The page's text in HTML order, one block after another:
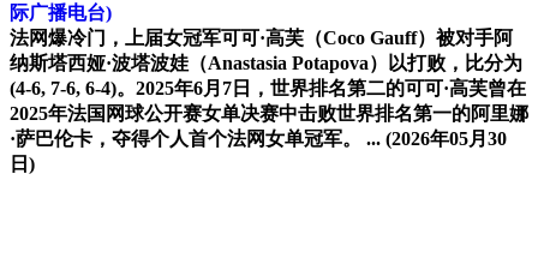
际广播电台)
法网爆冷门，上届女冠军可可·高芙（Coco Gauff）被对手阿
纳斯塔西娅·波塔波娃（Anastasia Potapova）以打败，比分为
(4-6, 7-6, 6-4)。2025年6月7日，世界排名第二的可可·高芙曾在
2025年法国网球公开赛女单决赛中击败世界排名第一的阿里娜
·萨巴伦卡，夺得个人首个法网女单冠军。 ... (2026年05月30
日)